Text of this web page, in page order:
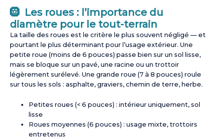
🛞 Les roues : l’importance du
diamètre pour le tout-terrain
La taille des roues est le critère le plus souvent négligé — et
pourtant le plus déterminant pour l’usage extérieur. Une
petite roue (moins de 6 pouces) passe bien sur un sol lisse,
mais se bloque sur un pavé, une racine ou un trottoir
légèrement surélevé. Une grande roue (7 à 8 pouces) roule
sur tous les sols : asphalte, graviers, chemin de terre, herbe.
Petites roues (< 6 pouces) : intérieur uniquement, sol
lisse
Roues moyennes (6 pouces) : usage mixte, trottoirs
entretenus